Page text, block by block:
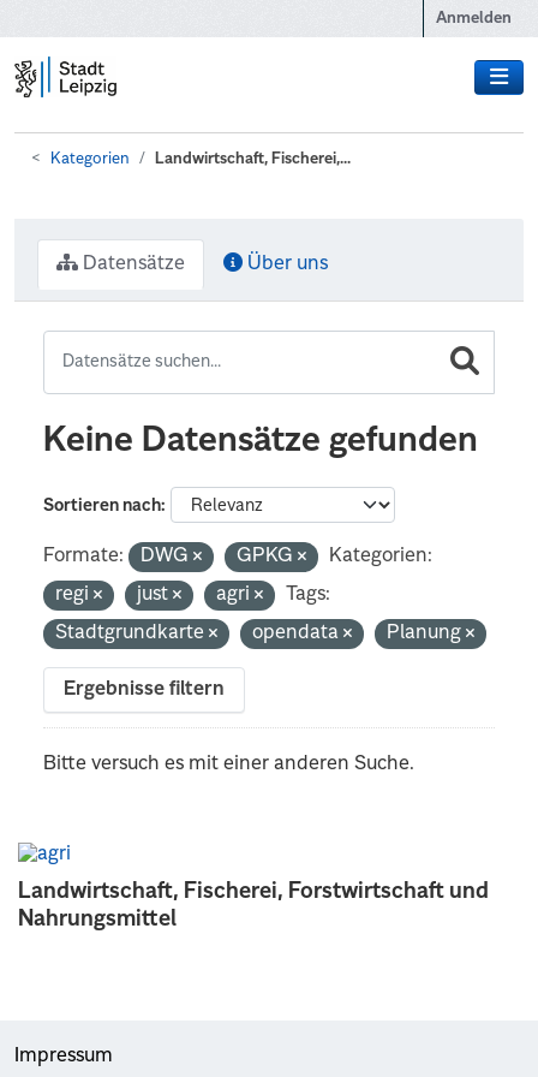
Anmelden
Kategorien Landwirtschaft, Fischerei,...
Landwirtschaft, Fischerei, Forstwirtschaft und
Nahrungsmittel
Datensätze Über uns
Keine Datensätze gefunden
Sortieren nach
Formate: DWG GPKG
Kategorien:
regi
just agri
Tags:
Stadtgrundkarte
opendata Planung
Ergebnisse filtern
Bitte versuch es mit einer anderen Suche.
Impressum